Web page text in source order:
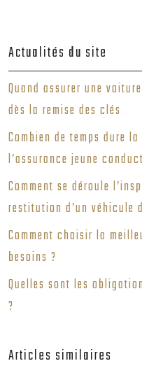
Actualités du site
Quand assurer une
dès la remise des clés
Combien de temps dure
l’assurance jeune
Comment se déroule
restitution d’un véhicule
Comment choisir la
besoins ?
Quelles sont les
?
Articles similaires